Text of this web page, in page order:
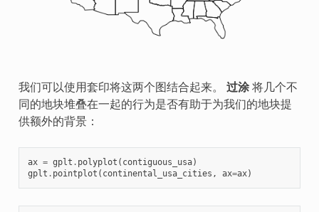
我们可以使用套印将这两个图结合起来。 过涂将几个不
同的地块堆叠在一起的行为是否有助于为我们的地块提
供额外的背景：
ax = gplt . polyplot ( contiguous_usa)
gplt . pointplot ( continental_usa_cities , ax=ax)